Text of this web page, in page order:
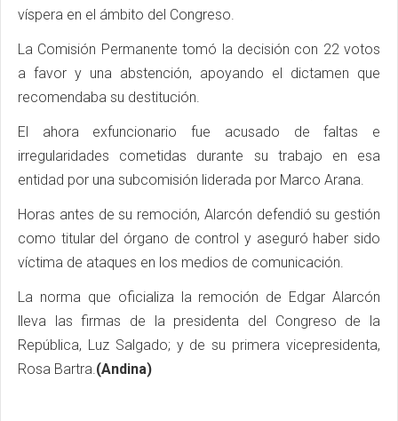
víspera en el ámbito del Congreso.
La Comisión Permanente tomó la decisión con 22 votos
a favor y una abstención, apoyando el dictamen que
recomendaba su destitución.
El ahora exfuncionario fue acusado de faltas e
irregularidades cometidas durante su trabajo en esa
entidad por una subcomisión liderada por Marco Arana.
Horas antes de su remoción, Alarcón defendió su gestión
como titular del órgano de control y aseguró haber sido
víctima de ataques en los medios de comunicación.
La norma que oficializa la remoción de Edgar Alarcón
lleva las firmas de la presidenta del Congreso de la
República, Luz Salgado; y de su primera vicepresidenta,
Rosa Bartra.(Andina)